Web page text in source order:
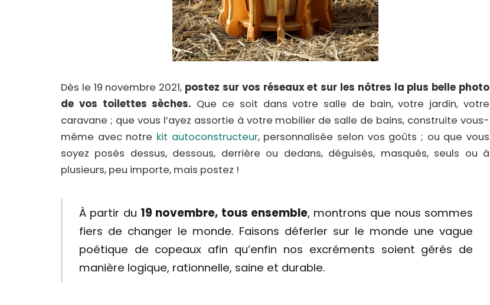
Dès le 19 novembre 2021, postez sur vos réseaux et sur les nôtres la plus belle photo
de vos toilettes sèches. Que ce soit dans votre salle de bain, votre jardin, votre
caravane ; que vous l’ayez assortie à votre mobilier de salle de bains, construite vous-
même avec notre kit autoconstructeur, personnalisée selon vos goûts ; ou que vous
soyez posés dessus, dessous, derrière ou dedans, déguisés, masqués, seuls ou à
plusieurs, peu importe, mais postez !
À partir du 19 novembre, tous ensemble, montrons que nous sommes
fiers de changer le monde. Faisons déferler sur le monde une vague
poétique de copeaux afin qu’enfin nos excréments soient gérés de
manière logique, rationnelle, saine et durable.